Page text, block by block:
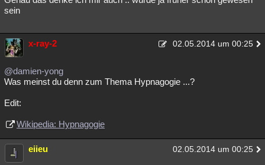
sein
x-ray-2 02.05.2014 um 00:25
@damien-yong
Was meinst du denn zum Thema Hypnagogie ...?
Edit:
Wikipedia: Hypnagogie
eiieu 02.05.2014 um 00:25